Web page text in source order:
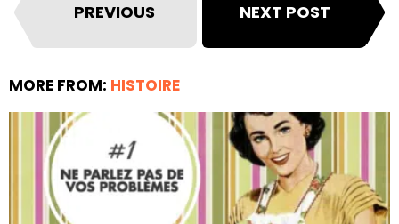
PREVIOUS NEXT POST
MORE FROM: HISTOIRE